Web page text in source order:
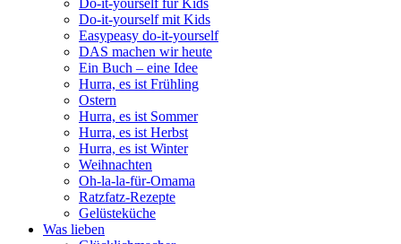
Do-it-yourself für Kids
Do-it-yourself mit Kids
Easypeasy do-it-yourself
DAS machen wir heute
Ein Buch – eine Idee
Hurra, es ist Frühling
Ostern
Hurra, es ist Sommer
Hurra, es ist Herbst
Hurra, es ist Winter
Weihnachten
Oh-la-la-für-Omama
Ratzfatz-Rezepte
Gelüsteküche
Was lieben